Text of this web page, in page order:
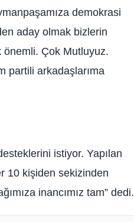
demokrasi
aday olmak bizlerin
önemli. Çok Mutluyuz.
partili arkadaşlarıma
istiyor. Yapılan
10 kişiden sekizinden
inancımız tam” dedi.